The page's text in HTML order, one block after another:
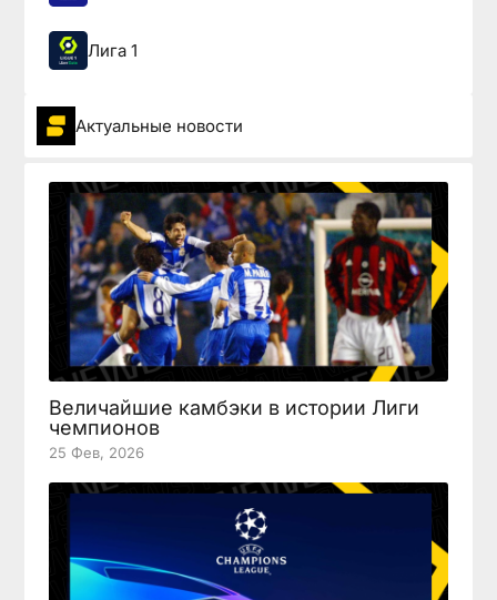
Лига 1
Актуальные новости
Величайшие камбэки в истории Лиги
чемпионов
25 Фев, 2026